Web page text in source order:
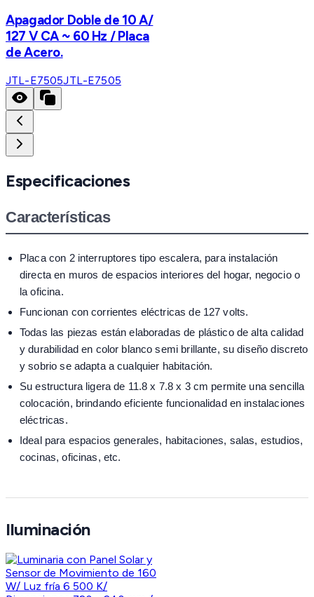
Apagador Doble de 10 A/
127 V CA ~ 60 Hz / Placa
de Acero.
JTL-E7505JTL-E7505
Especificaciones
Características
Placa con 2 interruptores tipo escalera, para instalación
directa en muros de espacios interiores del hogar, negocio o
la oficina.
Funcionan con corrientes eléctricas de 127 volts.
Todas las piezas están elaboradas de plástico de alta calidad
y durabilidad en color blanco semi brillante, su diseño discreto
y sobrio se adapta a cualquier habitación.
Su estructura ligera de 11.8 x 7.8 x 3 cm permite una sencilla
colocación, brindando eficiente funcionalidad en instalaciones
eléctricas.
Ideal para espacios generales, habitaciones, salas, estudios,
cocinas, oficinas, etc.
Iluminación